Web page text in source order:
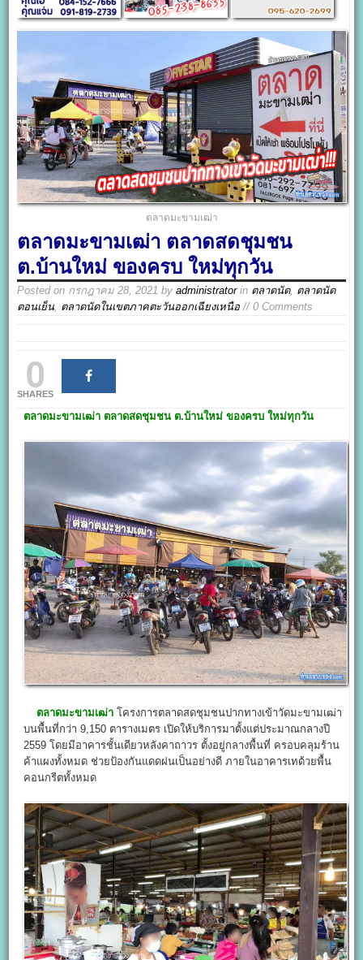
ตลาดมะขามเฒ่า
ตลาดมะขามเฒ่า ตลาดสดชุมชน
ต.บ้านใหม่ ของครบ ใหม่ทุกวัน
Posted on กรกฎาคม 28, 2021 byadministratorin ตลาดนัด, ตลาดนัด
ตอนเย็น, ตลาดนัดในเขตภาคตะวันออกเฉียงเหนือ // 0 Comments
0
SHARES
ตลาดมะขามเฒ่า ตลาดสดชุมชน ต.บ้านใหม่ของครบ ใหม่ทุกวัน
ตลาดมะขามเฒ่า โครงการตลาดสดชุมชนปากทางเข้าวัดมะขามเฒ่า
บนพื้นที่กว่า 9,150 ตารางเมตร เปิดให้บริการมาตั้งแต่ประมาณกลางปี
2559 โดยมีอาคารชั้นเดียวหลังคาถาวร ตั้งอยู่กลางพื้นที่ ครอบคลุมร้าน
ค้าแผงทั้งหมด ช่วยป้องกันแดดฝนเป็นอย่างดี ภายในอาคารเทด้วยพื้น
คอนกรีตทั้งหมด